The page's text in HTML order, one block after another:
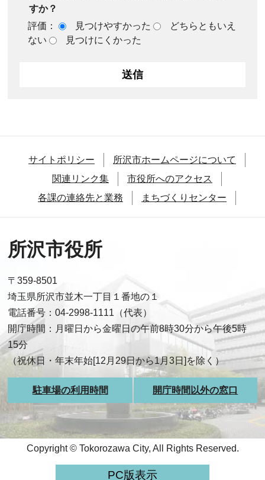
すか？
評価：
見つけやすかった
どちらともいえ
ない
見つけにくかった
サイトポリシー
所沢市ホームページについて
関連リンク集
市役所へのアクセス
各課の連絡先と業務
まちづくりセンター
所沢市役所
〒359-8501
埼玉県所沢市並木一丁目１番地の１
電話番号：04-2998-1111（代表）
開庁時間：月曜日から金曜日の午前8時30分から午後5時
15分
（祝休日・年末年始[12月29日から1月3日]を除く）
駐車場の利用時間 開庁時間以外の窓口
Copyright © Tokorozawa City, All Rights Reserved.
PC版表示